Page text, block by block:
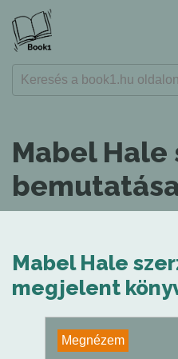
Mabel Hale
Mabel Hale
megjelent
Megnézem